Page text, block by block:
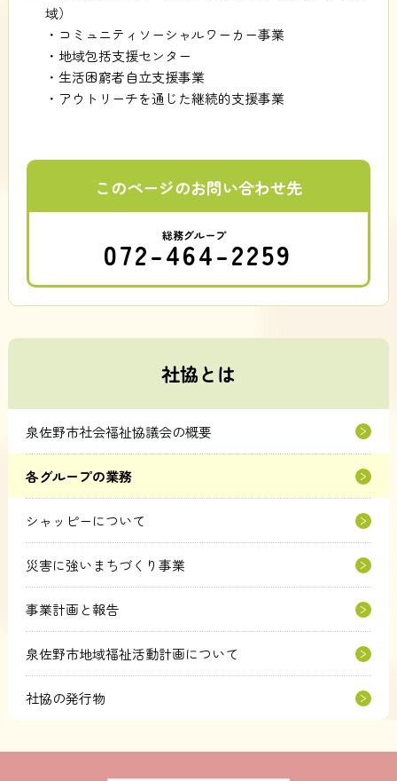
域）
・コミュニティソーシャルワーカー事業
・地域包括支援センター
・生活困窮者自立支援事業
・アウトリーチを通じた継続的支援事業
このページのお問い合わせ先
総務グループ
072-464-2259
社協とは
泉佐野市社会福祉協議会の概要
各グループの業務
シャッピーについて
災害に強いまちづくり事業
事業計画と報告
泉佐野市地域福祉活動計画について
社協の発行物